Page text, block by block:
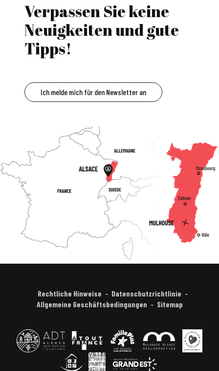
Verpassen Sie keine
Neuigkeiten und gute
Tipps!
Ich melde mich für den Newsletter an
Rechtliche Hinweise
Datenschutzrichtlinie
Allgemeine Geschäftsbedingungen
Sitemap